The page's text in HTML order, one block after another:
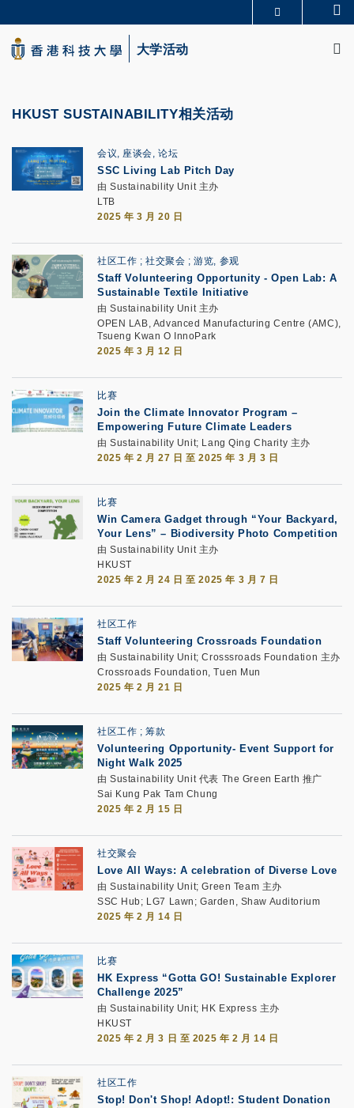
to
main
content
生活@科大
大学活动
HKUST SUSTAINABILITY相关活动
会议, 座谈会, 论坛
SSC Living Lab Pitch Day
由 Sustainability Unit 主办
LTB
2025 年 3 月 20 日
社区工作 社交聚会 游览, 参观
Staff Volunteering Opportunity - Open Lab: A
Sustainable Textile Initiative
由 Sustainability Unit 主办
OPEN LAB, Advanced Manufacturing Centre (AMC),
Tsueng Kwan O InnoPark
2025 年 3 月 12 日
比赛
Join the Climate Innovator Program –
Empowering Future Climate Leaders
由 Sustainability Unit; Lang Qing Charity 主办
2025 年 2 月 27 日 至 2025 年 3 月 3 日
比赛
Win Camera Gadget through “Your Backyard,
Your Lens” – Biodiversity Photo Competition
由 Sustainability Unit 主办
HKUST
2025 年 2 月 24 日 至 2025 年 3 月 7 日
社区工作
Staff Volunteering Crossroads Foundation
由 Sustainability Unit; Crosssroads Foundation 主办
Crossroads Foundation, Tuen Mun
2025 年 2 月 21 日
社区工作 筹款
Volunteering Opportunity- Event Support for
Night Walk 2025
由 Sustainability Unit 代表 The Green Earth 推广
Sai Kung Pak Tam Chung
2025 年 2 月 15 日
社交聚会
Love All Ways: A celebration of Diverse Love
由 Sustainability Unit; Green Team 主办
SSC Hub; LG7 Lawn; Garden, Shaw Auditorium
2025 年 2 月 14 日
比赛
HK Express “Gotta GO! Sustainable Explorer
Challenge 2025”
由 Sustainability Unit; HK Express 主办
HKUST
2025 年 2 月 3 日 至 2025 年 2 月 14 日
社区工作
Stop! Don't Shop! Adopt!: Student Donation